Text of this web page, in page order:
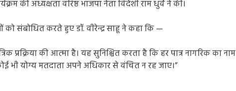
की अध्यक्षता वरिष्ठ भाजपा नेता विदेशी राम धुर्वे ने की।
को संबोधित करते हुए डॉ. वीरेन्द्र साहू ने कहा कि —
प्रक्रिया की आत्मा है। यह सुनिश्चित करता है कि हर पात्र नागरिक का नाम
भी योग्य मतदाता अपने अधिकार से वंचित न रह जाए।”